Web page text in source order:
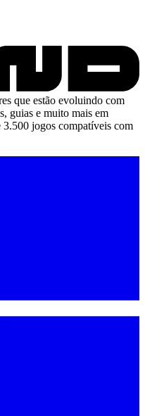
que estão evoluindo com
guias e muito mais em
jogos compatíveis com